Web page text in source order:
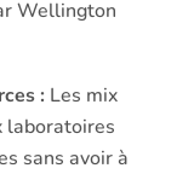
Wellington
: Les mix
laboratoires
sans avoir à